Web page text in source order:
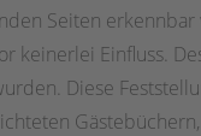
Seiten
keinerlei Einfluss.
Diese